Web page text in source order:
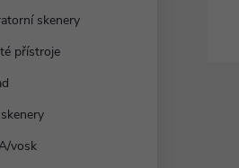
skenery
přístroje
vosk